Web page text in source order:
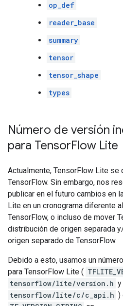
op_def
reader_base
summary
tensor
tensor_shape
types
Número de versión
para TensorFlow Lite
Actualmente, TensorFlow Lite
TensorFlow. Sin embargo, nos
publicar en el futuro cambios en
Lite en un cronograma diferente
TensorFlow, o incluso de mover
distribución de origen separada
origen separado de TensorFlow.
Debido a esto, usamos un
para TensorFlow Lite (
tensorflow/lite/version.h y
tensorflow/lite/c/c_api.h )